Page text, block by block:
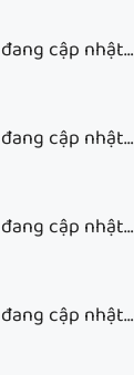
đang cập nhật…
đang cập nhật…
đang cập nhật…
đang cập nhật…